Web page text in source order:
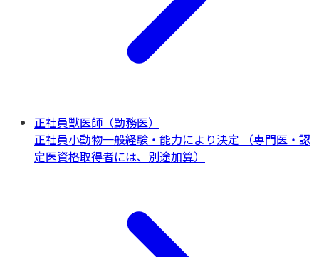
正社員獣医師（勤務医）
正社員小動物一般経験・能力により決定 （専門医・認
定医資格取得者には、別途加算）